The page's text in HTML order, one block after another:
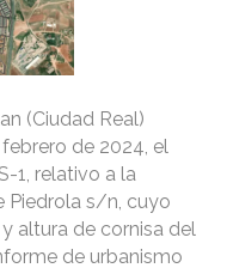
(Ciudad Real)
de 2024, el
1, relativo a la
Piedrola s/n, cuyo
altura de cornisa del
de urbanismo